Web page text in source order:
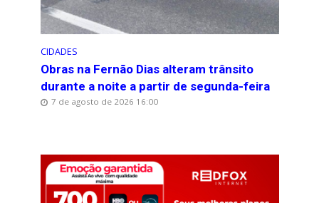
CIDADES
Obras na Fernão Dias alteram trânsito
durante a noite a partir de segunda-feira
7 de agosto de 2026 16:00